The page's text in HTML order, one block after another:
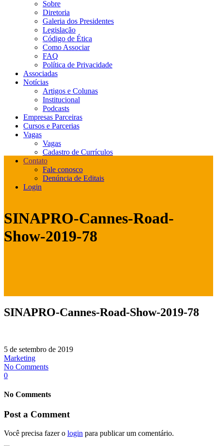
Sobre
Diretoria
Galeria dos Presidentes
Legislação
Código de Ética
Como Associar
FAQ
Política de Privacidade
Associadas
Notícias
Artigos e Colunas
Institucional
Podcasts
Empresas Parceiras
Cursos e Parcerias
Vagas
Vagas
Cadastro de Currículos
Contato
Fale conosco
Denúncia de Editais
Login
SINAPRO-Cannes-Road-
Show-2019-78
SINAPRO-Cannes-Road-Show-2019-78
5 de setembro de 2019
Marketing
No Comments
0
No Comments
Post a Comment
Você precisa fazer o login para publicar um comentário.